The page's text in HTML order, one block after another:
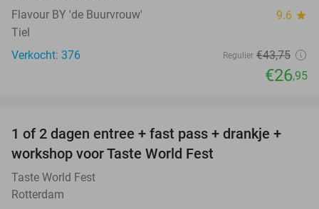
Flavour BY 'de Buurvrouw' 9.6 star
Tiel
Verkocht: 376
Regulier €43,75
€26,95
56%
TODAY
1 of 2 dagen entree + fast pass + drankje +
workshop voor Taste World Fest
Taste World Fest
Rotterdam